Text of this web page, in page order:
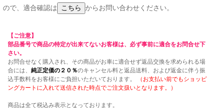
ので、適合確認は
からお問い合わせください。
【ご注意】
部品番号で商品の特定が出来てないお客様は、必ず事前に適合をお問合せ下
さい。
お問合せなく購入され、その商品がお車に適合せず返品交換を求められる場
合には、 純正定価の２０％のキャンセル料と返品送料、および返金に伴う振
込手数料をお客様にご負担いただいております。
（お支払い前でもショッピ
ングカートに入れて送信された時点でご注文扱いとなります。）
商品は全て税込み表示となっております。